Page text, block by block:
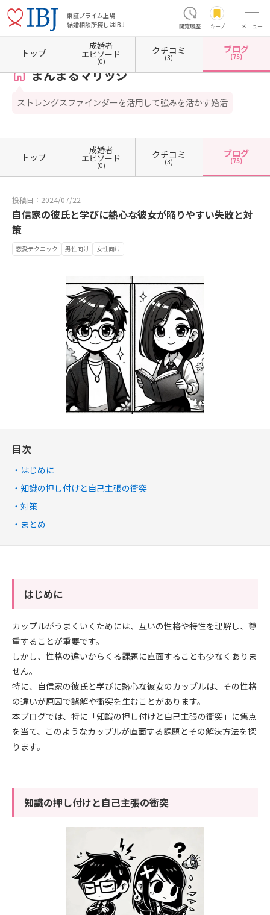
東証プライム上場
結婚相談所探しはIBJ
閲覧履歴 キープ メニュー
ホーム 愛媛県の結婚相談所 愛媛県新居浜市 まんまるマリッジ カウンセラーブログ
まんまるマリッジ
ストレングスファインダーを活用して強みを活かす婚活
トップ
成婚者
エピソード
(0)
クチコミ
(3)
ブログ
(75)
トップ
成婚者
エピソード
(0)
クチコミ
(3)
ブログ
(75)
投稿日：2024/07/22
自信家の彼氏と学びに熱心な彼女が陥りやすい失敗と対
策
恋愛テクニック 男性向け 女性向け
目次
はじめに
知識の押し付けと自己主張の衝突
対策
まとめ
はじめに
カップルがうまくいくためには、互いの性格や特性を理解し、尊
重することが重要です。
しかし、性格の違いからくる課題に直面することも少なくありま
せん。
特に、自信家の彼氏と学びに熱心な彼女のカップルは、その性格
の違いが原因で誤解や衝突を生むことがあります。
本ブログでは、特に「知識の押し付けと自己主張の衝突」に焦点
を当て、このようなカップルが直面する課題とその解決方法を探
ります。
知識の押し付けと自己主張の衝突